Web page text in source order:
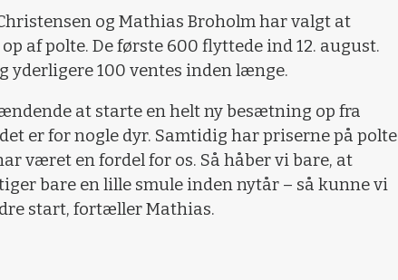
og Mathias Broholm har valgt at
af polte. De første 600 flyttede ind 12. august.
yderligere 100 ventes inden længe.
at starte en helt ny besætning op fra
er for nogle dyr. Samtidig har priserne på polte
været en fordel for os. Så håber vi bare, at
bare en lille smule inden nytår – så kunne vi
start, fortæller Mathias.